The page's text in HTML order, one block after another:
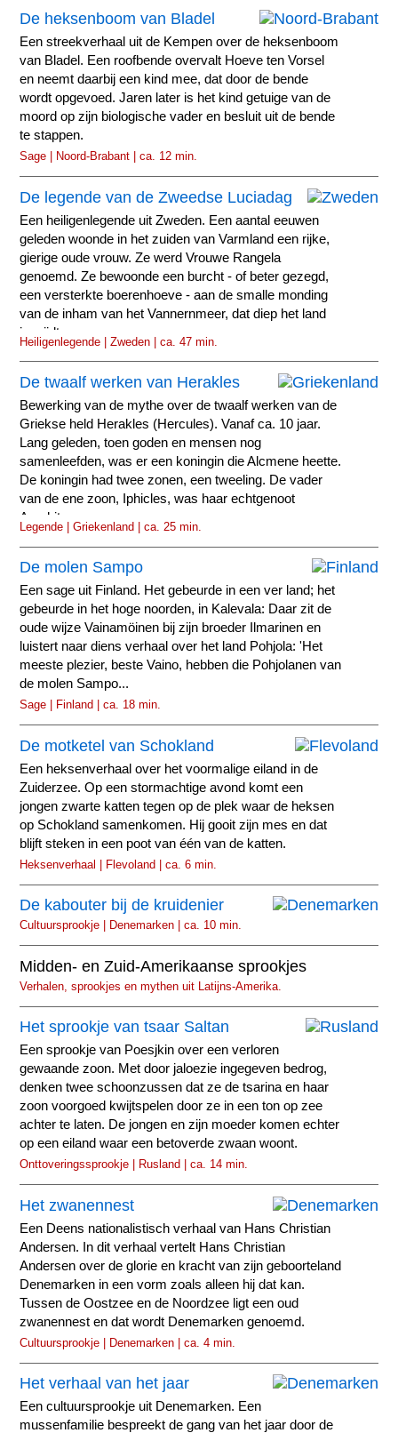
De heksenboom van Bladel
Een streekverhaal uit de Kempen over de heksenboom
van Bladel. Een roofbende overvalt Hoeve ten Vorsel
en neemt daarbij een kind mee, dat door de bende
wordt opgevoed. Jaren later is het kind getuige van de
moord op zijn biologische vader en besluit uit de bende
te stappen.
Sage | Noord-Brabant | ca. 12 min.
De legende van de Zweedse Luciadag
Een heiligenlegende uit Zweden. Een aantal eeuwen
geleden woonde in het zuiden van Varmland een rijke,
gierige oude vrouw. Ze werd Vrouwe Rangela
genoemd. Ze bewoonde een burcht - of beter gezegd,
een versterkte boerenhoeve - aan de smalle monding
van de inham van het Vannernmeer, dat diep het land
insnijdt.
Heiligenlegende | Zweden | ca. 47 min.
De twaalf werken van Herakles
Bewerking van de mythe over de twaalf werken van de
Griekse held Herakles (Hercules). Vanaf ca. 10 jaar.
Lang geleden, toen goden en mensen nog
samenleefden, was er een koningin die Alcmene heette.
De koningin had twee zonen, een tweeling. De vader
van de ene zoon, Iphicles, was haar echtgenoot
Amphitryon.
Legende | Griekenland | ca. 25 min.
De molen Sampo
Een sage uit Finland. Het gebeurde in een ver land; het
gebeurde in het hoge noorden, in Kalevala: Daar zit de
oude wijze Vainamöinen bij zijn broeder Ilmarinen en
luistert naar diens verhaal over het land Pohjola: 'Het
meeste plezier, beste Vaino, hebben die Pohjolanen van
de molen Sampo...
Sage | Finland | ca. 18 min.
De motketel van Schokland
Een heksenverhaal over het voormalige eiland in de
Zuiderzee. Op een stormachtige avond komt een
jongen zwarte katten tegen op de plek waar de heksen
op Schokland samenkomen. Hij gooit zijn mes en dat
blijft steken in een poot van één van de katten.
Heksenverhaal | Flevoland | ca. 6 min.
De kabouter bij de kruidenier
Cultuursprookje | Denemarken | ca. 10 min.
Midden- en Zuid-Amerikaanse sprookjes
Verhalen, sprookjes en mythen uit Latijns-Amerika.
Het sprookje van tsaar Saltan
Een sprookje van Poesjkin over een verloren
gewaande zoon. Met door jaloezie ingegeven bedrog,
denken twee schoonzussen dat ze de tsarina en haar
zoon voorgoed kwijtspelen door ze in een ton op zee
achter te laten. De jongen en zijn moeder komen echter
op een eiland waar een betoverde zwaan woont.
Onttoveringssprookje | Rusland | ca. 14 min.
Het zwanennest
Een Deens nationalistisch verhaal van Hans Christian
Andersen. In dit verhaal vertelt Hans Christian
Andersen over de glorie en kracht van zijn geboorteland
Denemarken in een vorm zoals alleen hij dat kan.
Tussen de Oostzee en de Noordzee ligt een oud
zwanennest en dat wordt Denemarken genoemd.
Cultuursprookje | Denemarken | ca. 4 min.
Het verhaal van het jaar
Een cultuursprookje uit Denemarken. Een
mussenfamilie bespreekt de gang van het jaar door de